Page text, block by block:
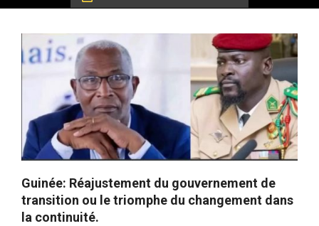
Guinée: Réajustement du gouvernement de
transition ou le triomphe du changement dans
la continuité.